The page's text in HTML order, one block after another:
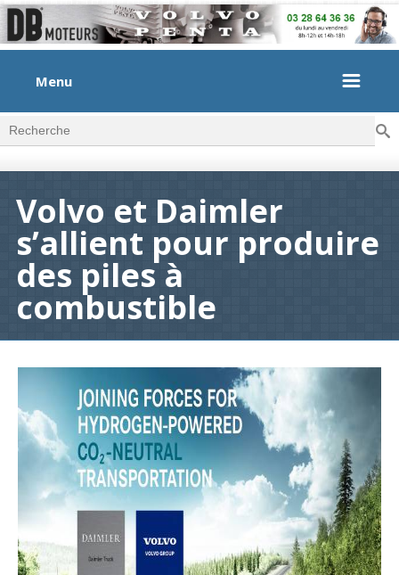
Menu
Formulaire de recherche
Volvo et Daimler
s’allient pour produire
des piles à
combustible